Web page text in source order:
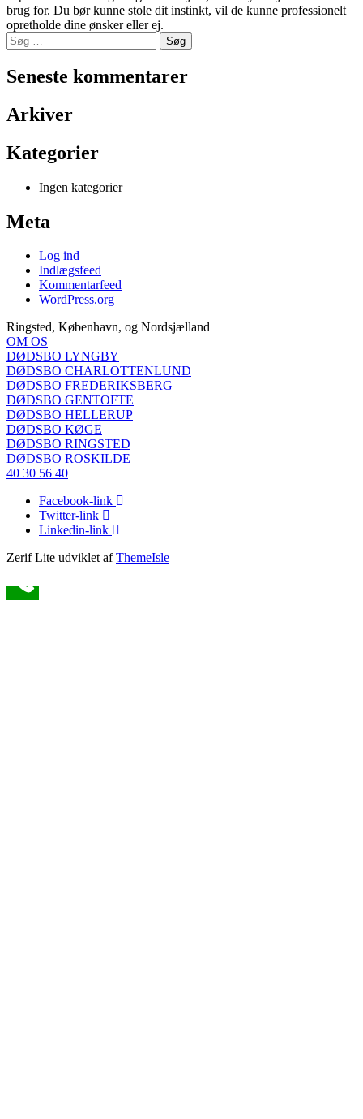
brug for. Du bør kunne stole dit instinkt, vil de kunne professionelt
opretholde dine ønsker eller ej.
Søg
efter:
Seneste kommentarer
Arkiver
Kategorier
Ingen kategorier
Meta
Log ind
Indlægsfeed
Kommentarfeed
WordPress.org
Ringsted, København, og Nordsjælland
OM OS
DØDSBO LYNGBY
DØDSBO CHARLOTTENLUND
DØDSBO FREDERIKSBERG
DØDSBO GENTOFTE
DØDSBO HELLERUP
DØDSBO KØGE
DØDSBO RINGSTED
DØDSBO ROSKILDE
40 30 56 40
Facebook-link
Twitter-link
Linkedin-link
Zerif Lite udviklet afThemeIsle